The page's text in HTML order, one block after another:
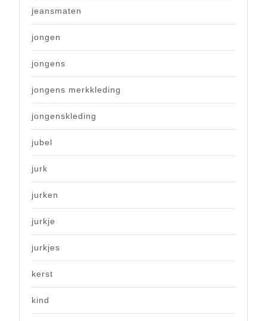
jeansmaten
jongen
jongens
jongens merkkleding
jongenskleding
jubel
jurk
jurken
jurkje
jurkjes
kerst
kind